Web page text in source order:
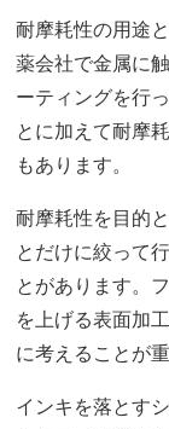
耐摩耗性の用途
薬会社で金属に
ーティングを行
とに加えて耐摩
もあります。
耐摩耗性を目的
とだけに絞って
とがあります。
を上げる表面加
に考えることが重
インキを落とす